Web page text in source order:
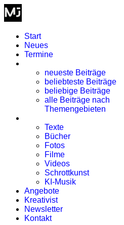
Start
Neues
Termine
neueste Beiträge
beliebteste Beiträge
beliebige Beiträge
alle Beiträge nach
Themengebieten
Texte
Bücher
Fotos
Filme
Videos
Schrottkunst
KI-Musik
Angebote
Kreativist
Newsletter
Kontakt